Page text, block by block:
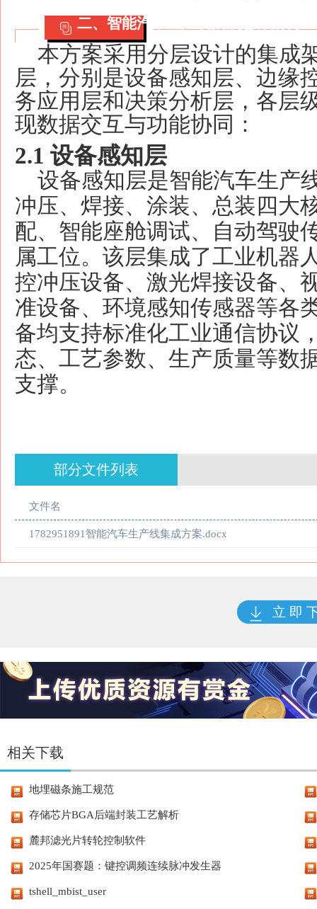
二、智能汽车生产线集成总体架构
本方案采用分层设计的集成
层，分别是设备感知层、边缘
务应用层和决策分析层，各层
现数据交互与功能协同：
2.1 设备感知层
设备感知层是智能汽车生产
冲压、焊接、涂装、总装四大
配、智能座舱调试、自动驾驶
属工位。该层集成了工业机器
控冲压设备、激光焊接设备、
准设备、环境感知传感器等各
备均支持标准化工业通信协议
态、工艺参数、生产质量等数
支撑。
部分文件列表
文件名
1782951891智能汽车生产线集成方案.docx
立 即
相关下载
地埋磁条施工规范
存储芯片BGA后端封装工艺解析
麓邦滤光片转轮控制软件
2025年国赛题：键控调频连续脉冲发生器
tshell_mbist_user